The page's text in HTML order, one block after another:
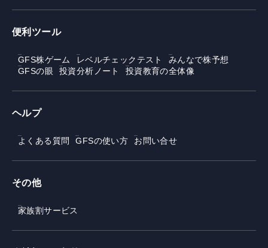
便利ツール
GFS株ゲーム レベルチェックテスト
みんなで株予想
GFSの眼
投資分析ノート 投資教育の全体像
ヘルプ
よくある質問 GFSの使い方 お問い合せ
その他
家族割サービス